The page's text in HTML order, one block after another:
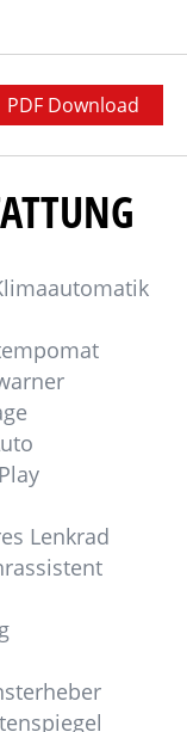
PDF Download
Lenkrad